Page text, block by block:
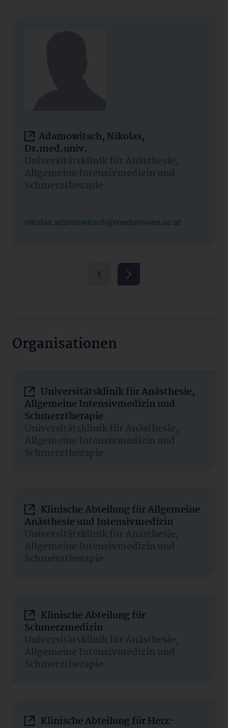
Adamowitsch, Nikolas,
Dr.med.univ.
Universitätsklinik für Anästhesie,
Allgemeine Intensivmedizin und
Schmerztherapie
nikolas.adamowitsch@meduniwien.ac.at
1
Organisationen
Universitätsklinik für Anästhesie,
Allgemeine Intensivmedizin und
Schmerztherapie
Universitätsklinik für Anästhesie,
Allgemeine Intensivmedizin und
Schmerztherapie
Klinische Abteilung für Allgemeine
Anästhesie und Intensivmedizin
Universitätsklinik für Anästhesie,
Allgemeine Intensivmedizin und
Schmerztherapie
Klinische Abteilung für
Schmerzmedizin
Universitätsklinik für Anästhesie,
Allgemeine Intensivmedizin und
Schmerztherapie
Klinische Abteilung für Herz-